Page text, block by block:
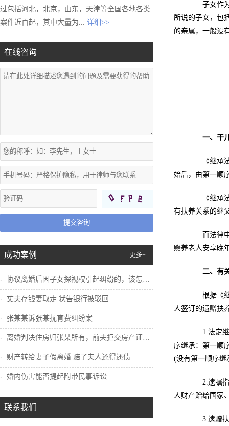
过包括河北，北京，山东，天津等全国各地各类
案件近百起，其中大量为... 详细>>
在线咨询
提交咨询
成功案例 更多+
协议离婚后因子女探视权引起纠纷的，该怎么...
丈夫存钱妻取走 状告银行被驳回
张某某诉张某抚育费纠纷案
离婚判决住房归张某所有，前夫拒交房产证怎...
财产转给妻子假离婚 赔了夫人还得还债
婚内伤害能否提起附带民事诉讼
联系我们
子女作为
所说的子女，包
的亲属，一般没
一、干
《继承法
始后，由第一顺
《继承法
有扶养关系的继
而法律中
赡养老人安享晚
二、有
根据《继
人签订的遗赠扶
1.法定继
序继承：第一顺
(没有第一顺序继
2.遗嘱指
人财产赠给国家
3.遗赠扶